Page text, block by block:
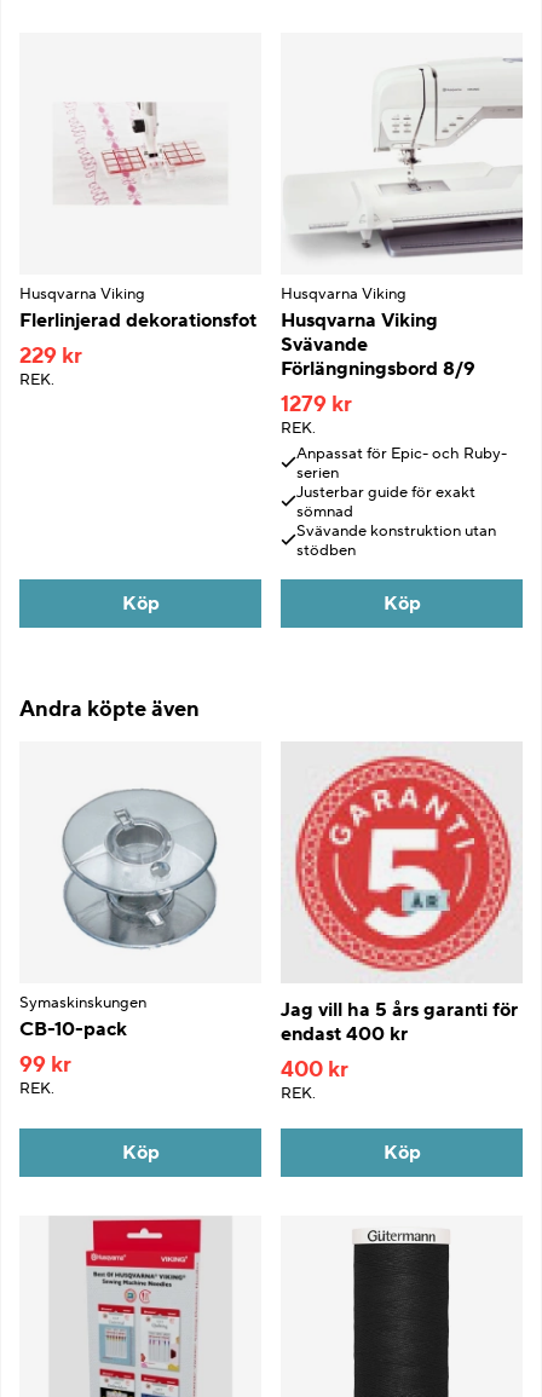
Husqvarna Viking
Flerlinjerad dekorationsfot
229 kr
REK.
Köp
Husqvarna Viking
Husqvarna Viking
Svävande
Förlängningsbord 8/9
1279 kr
REK.
Anpassat för Epic- och Ruby-
serien
Justerbar guide för exakt
sömnad
Svävande konstruktion utan
stödben
Köp
Andra köpte även
Symaskinskungen
CB-10-pack
99 kr
REK.
Köp
Jag vill ha 5 års garanti för
endast 400 kr
400 kr
REK.
Köp